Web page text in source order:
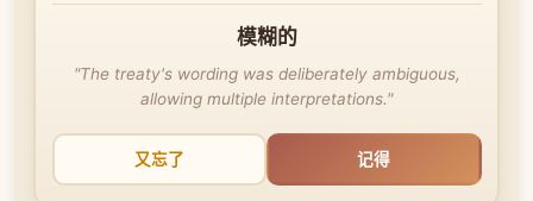
模糊的
"The treaty's wording was deliberately ambiguous,
allowing multiple interpretations."
又忘了 记得